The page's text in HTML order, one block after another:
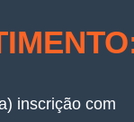
inscrição com